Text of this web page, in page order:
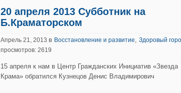
20 апреля 2013 Субботник на
Б.Краматорском
Апрель 21, 2013 в Восстановление и развитие, Здоровый
просмотров: 2619
15 апреля к нам в Центр Гражданских Инициатив «Звезда
Крама» обратился Кузнецов Денис Владимирович